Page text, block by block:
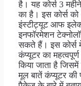
है। यह कोर्स 3
का है। इस कोर्स
इंस्टीट्यूट आफ
इनफॉरमेशन
सकते हैं। इस कोर्स
कंप्यूटर का महत्वपूर्ण
किया जाता है
मूल बातें कंप्यूटर